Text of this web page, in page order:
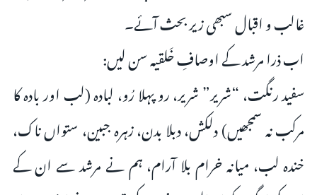
غالب و اقبال سبھی زیر بحث آئے۔
اب ذرا مرشد کے اوصافِ خَلقیہ سن لیں:
سفید رنگت، “شریر” شریر، رو پہلا رُو، لبادہ (لب اور بادہ کا
مرکب نہ سمجھیں) دلکش، دبلا بدن، زہرہ جبین، ستواں ناک،
خندہ لب، میانہ خرام بلا آرام، ہم نے مرشد سے ان کے